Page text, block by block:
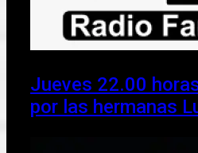
Jueves 22.00
por las hermanas